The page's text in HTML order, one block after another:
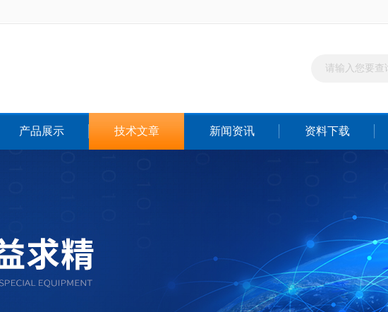
产品展示 技术文章 新闻资讯 资料下载